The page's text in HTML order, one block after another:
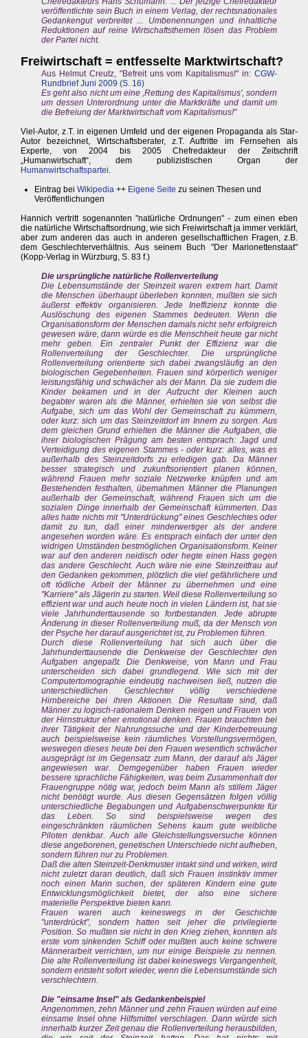
veröffentlichte sein Buch in einem Verlag, der rechtsnationales
Gedankengut verbreitet ... Umbenennungen und inhaltliche
Reduktionen auf reine Wirtschaftsthemen lösen das Problem
der Partei nicht.
Freiwirtschaft = entfesselte Marktwirtschaft?
Aus Helmut Creutz, "Befreit uns vom Kapitalismus!" in:CGW-
Rundbrief Juni 2009 (S. 16)
Es geht also nicht um eine ,Rettung des Kapitalismus', sondern
um dessen Unterordnung unter die Marktkräfte und damit um
die Befreiung der Marktwirtschaft vom Kapitalismus!"
Viel-Autor, z.T. in eigenen Umfeld und der eigenen Propaganda als Star-
Autor bezeichnet, Wirtschaftsberater, z.T. Auftritte im Fernsehen als
Experte, von 2004 bis 2005 Chefredakteur der Zeitschrift
„Humanwirtschaft“, dem publizistischen Organ der
Humanwirtschaftspartei.
Eintrag bei Wikipedia ++ Eigene Seite zu seinen Thesen und
Veröffentlichungen
Hannich vertritt sogenannten "natürliche Ordnungen" - zum einen eben
die natürliche Wirtschaftsordnung, wie sich Freiwirtschaft ja immer verklärt,
aber zum anderen das auch in anderen gesellschaftlichen Fragen, z.B.
dem Geschlechterverhältnis. Aus seinem Buch "Der Marionettenstaat"
(Kopp-Verlag in Würzburg, S. 83 f.)
Die ursprüngliche natürliche Rollenverteilung
Die Lebensumstände der Steinzeit waren extrem hart. Damit
die Menschen überhaupt überleben konnten, mußten sie sich
äußerst effektiv organisieren. Jede Ineffizienz konnte die
Auslöschung des eigenen Stammes bedeuten. Wenn die
Organisationsform der Menschen damals nicht sehr erfolgreich
gewesen wäre, dann würde es die Menschheit heute gar nicht
mehr geben. Ein zentraler Punkt der Effizienz war die
Rollenverteilung der Geschlechter. Die ursprüngliche
Rollenverteilung orientierte sich dabei zwangsläufig an den
biologischen Gegebenheiten. Frauen sind körperlich weniger
leistungsfähig und schwächer als der Mann. Da sie zudem die
Kinder bekamen und in der Aufzucht der Kleinen auch
begabter waren als die Männer, erhielten sie von selbst die
Aufgabe, sich um das Wohl der Gemeinschaft zu kümmern,
oder kurz: sich um das Steinzeitdorf im Innern zu sorgen. Aus
dem gleichen Grund erhielten die Männer die Aufgaben, die
ihrer biologischen Prägung am besten entsprach: Jagd und
Verteidigung des eigenen Stammes - oder kurz: alles, was es
außerhalb des Steinzeitdorfs zu erledigen gab. Da Männer
besser strategisch und zukunftsorientiert planen können,
während Frauen mehr soziale Netzwerke knüpfen und am
Bestehenden festhalten, übemahmen Männer die Planungen
außerhalb der Gemeinschaft, während Frauen sich um die
sozialen Dinge innerhalb der Gemeinschaft kümmerten. Das
alles hatte nichts mit "Unterdrückung" eines Geschlechtes oder
damit zu tun, daß einer minderwertiger als der andere
angesehen worden wäre. Es entsprach einfach der unter den
widrigen Umständen bestmöglichen Organisationsform. Keiner
war auf den anderen neidisch oder hegte einen Hass gegen
das andere Geschlecht. Auch wäre nie eine Steinzeitfrau auf
den Gedanken gekommen, plötzlich die viel gefährlichere und
oft tödliche Arbeit der Männer zu übernehmen und eine
"Karriere" als Jägerin zu starten. Weil diese Rollenverteilung so
effizient war und auch heute noch in vielen Ländern ist, hat sie
viele Jahrhunderttausende so fortbestanden. Jede abrupte
Änderung in dieser Rollenverteilung muß, da der Mensch von
der Psyche her darauf ausgerichtet ist, zu Problemen führen.
Durch diese Rollenverteilung hat sich auch über die
Jahrhunderttausende die Denkweise der Geschlechter den
Aufgaben angepaßt. Die Denkweise, von Mann und Frau
unterscheiden sich dabei grundlegend. Wie sich mit der
Computertomographie eindeutig nachweisen ließ, nutzen die
unterschiedlichen Geschlechter völlig verschiedene
Hirnbereiche bei ihren Aktionen. Die Resultate sind, daß
Männer zu logisch-rationalem Denken neigen und Frauen von
der Hirnstruktur eher emotional denken. Frauen brauchten bei
ihrer Tätigkeit der Nahrungssuche und der Kinderbetreuung
auch beispielsweise kein räumliches Vorstellungsvermögen,
weswegen dieses heute bei den Frauen wesentlich schwächer
ausgeprägt ist im Gegensatz zum Mann, der darauf als Jäger
angewiesen war. Demgegenüber haben Frauen wieder
bessere sprachliche Fähigkeiten, was beim Zusammenhalt der
Frauengruppe nötig war, jedoch beim Mann als stillem Jäger
nicht benötigt wurde. Aus diesen Gegensätzen folgen völlig
unterschiedliche Begabungen und Aufgabenschwerpunkte für
das Leben. So sind beispielsweise wegen des
eingeschränkten räumlichen Sehens kaum gute weibliche
Piloten denkbar. Auch alle Gleichstellungsversuche können
diese angeborenen, genetischen Unterschiede nicht aufheben,
sondern führen nur zu Problemen.
Daß die alten Steinzeit-Denkmuster intakt sind und wirken, wird
nicht zuletzt daran deutlich, daß sich Frauen instinktiv immer
noch einen Mann suchen, der späteren Kindern eine gute
Entwicklungsmöglichkeit bietet, der also eine sichere
materielle Perspektive bieten kann.
Frauen waren auch keineswegs in der Geschichte
"unterdrückt", sondern hatten seit jeher die privilegierte
Position. So mußten sie nicht in den Krieg ziehen, konnten als
erste vom sinkenden Schiff oder mußten auch keine schwere
Männerarbeit verrichten, um nur einige Beispiele zu nennen.
Die alte Rollenverteilung ist dabei keineswegs Vergangenheit,
sondern entsteht sofort wieder, wenn die Lebensumstände sich
verschlechtern.
Die "einsame Insel" als Gedankenbeispiel
Angenommen, zehn Männer und zehn Frauen würden auf eine
einsame Insel ohne Hilfsmittel verschlagen. Dann würde sich
innerhalb kurzer Zeit genau die Rollenverteilung herausbilden,